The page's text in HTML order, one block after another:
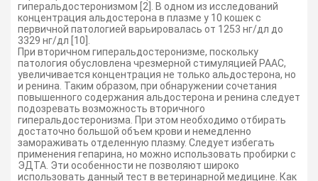
гиперальдостеронизмом [2]. В одном из исследований
концентрация альдостерона в плазме у 10 кошек с
первичной патологией варьировалась от 1253 нг/дл до
3329 нг/дл [10].
При вторичном гиперальдостеронизме, поскольку
патология обусловлена чрезмерной стимуляцией РААС,
увеличивается концентрация не только альдостерона, но
и ренина. Таким образом, при обнаружении сочетания
повышенного содержания альдостерона и ренина следует
подозревать возможность вторичного
гиперальдостеронизма. При этом необходимо отбирать
достаточно большой объем крови и немедленно
замораживать отделенную плазму. Следует избегать
применения гепарина, но можно использовать пробирки с
ЭДТА. Эти особенности не позволяют широко
использовать данный тест в ветеринарной медицине. Как